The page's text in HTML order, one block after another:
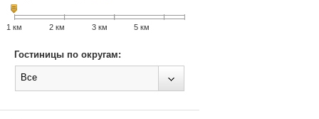
1 км 2 км 3 км 5 км
Гостиницы по округам:
Все